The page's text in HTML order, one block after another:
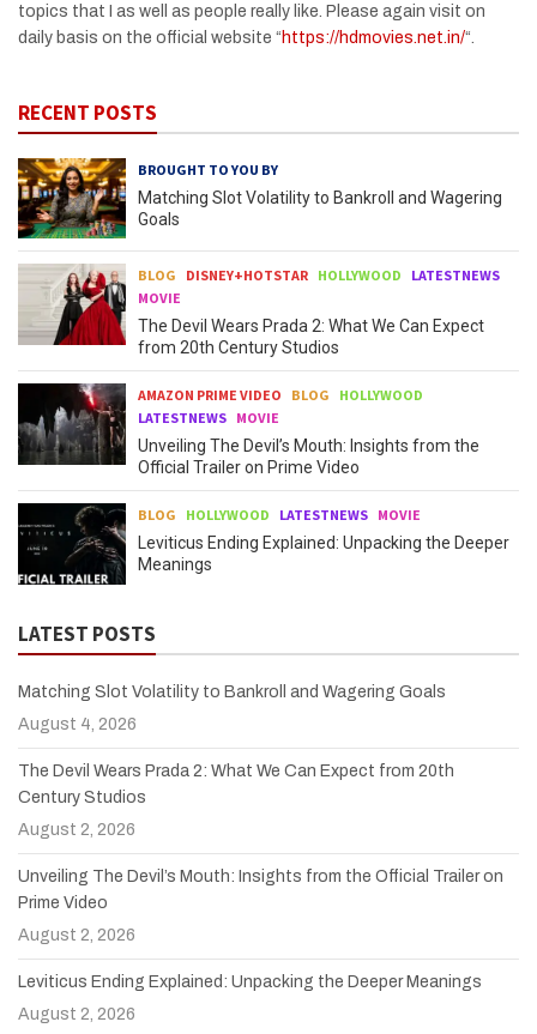
topics that I as well as people really like. Please again visit on
daily basis on the official website “ https://hdmovies.net.in/“.
RECENT POSTS
BROUGHT TO YOU BY
Matching Slot Volatility to Bankroll and Wagering
Goals
BLOG DISNEY+HOTSTAR HOLLYWOOD
LATESTNEWS
MOVIE
The Devil Wears Prada 2: What We Can Expect
from 20th Century Studios
AMAZON PRIME VIDEO BLOG
HOLLYWOOD
LATESTNEWS MOVIE
Unveiling The Devil’s Mouth: Insights from the
Official Trailer on Prime Video
BLOG HOLLYWOOD LATESTNEWS MOVIE
Leviticus Ending Explained: Unpacking the Deeper
Meanings
LATEST POSTS
Matching Slot Volatility to Bankroll and Wagering Goals
August 4, 2026
The Devil Wears Prada 2: What We Can Expect from 20th
Century Studios
August 2, 2026
Unveiling The Devil’s Mouth: Insights from the Official Trailer on
Prime Video
August 2, 2026
Leviticus Ending Explained: Unpacking the Deeper Meanings
August 2, 2026